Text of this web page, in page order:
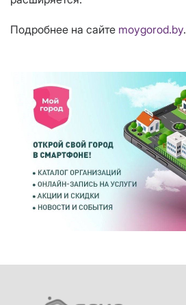
Подробнее на сайте moygorod.by.